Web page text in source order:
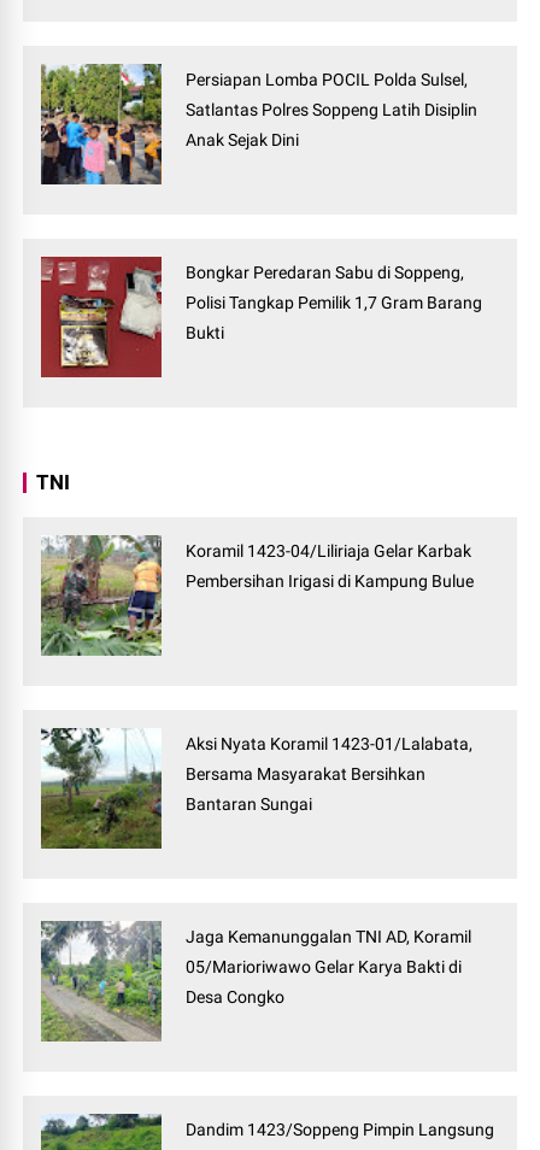
Persiapan Lomba POCIL Polda Sulsel,
Satlantas Polres Soppeng Latih Disiplin
Anak Sejak Dini
Bongkar Peredaran Sabu di Soppeng,
Polisi Tangkap Pemilik 1,7 Gram Barang
Bukti
TNI
Koramil 1423-04/Liliriaja Gelar Karbak
Pembersihan Irigasi di Kampung Bulue
Aksi Nyata Koramil 1423-01/Lalabata,
Bersama Masyarakat Bersihkan
Bantaran Sungai
Jaga Kemanunggalan TNI AD, Koramil
05/Marioriwawo Gelar Karya Bakti di
Desa Congko
Dandim 1423/Soppeng Pimpin Langsung